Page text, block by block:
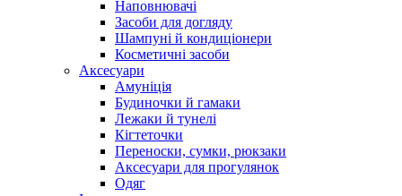
Наповнювачі
Засоби для догляду
Шампуні й кондиціонери
Косметичні засоби
Аксесуари
Амуніція
Будиночки й гамаки
Лежаки й тунелі
Кігтеточки
Переноски, сумки, рюкзаки
Аксесуари для прогулянок
Одяг